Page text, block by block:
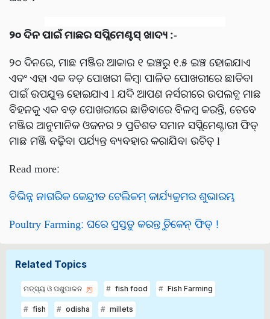
୨୦ ଦିନ ପାଇଁ ମାଛର ସପ୍ଲିମେଣ୍ଟସ୍ ଖାଦ୍ୟ :-
୨୦ ଦିନରେ, ମାଛ ମଞ୍ଜିର ଆକାର ୧ ଇଞ୍ଚରୁ ୧.୫ ଇଞ୍ଚ ହୋଇଯାଏ
ଏବଂ ଏହା ଏକ ବଡ଼ ପୋଖରୀ କିମ୍ବା ପାଳିତ ପୋଖରୀରେ ଛାଡିବା
ପାଇଁ ଉପଯୁକ୍ତ ହୋଇଯାଏ l ଯଦି ଆପଣ ନର୍ସରୀରେ ଉପଲବ୍ଧ ମାଛ
ବିହନକୁ ଏକ ବଡ଼ ପୋଖରୀରେ ଛାଡିବାରେ ବିଳମ୍ବ କରନ୍ତି, ତେବେ
ମଞ୍ଜିର ଆନୁମାନିକ ଓଜନର ୨ ପ୍ରତିଶତ ସମାନ ସପ୍ଲିମେଣ୍ଟାରୀ ଫିଡ୍
ମାଛ ମଞ୍ଜି ବଢ଼ିବା ପର୍ଯ୍ୟନ୍ତ ବ୍ୟବହାର କରାଯିବା ଉଚିତ୍ l
Read more:
ବିଭିନ୍ନ ନାଗରିକ କେନ୍ଦ୍ରୀତ ଟେଲିକମ୍ କାର୍ଯ୍ୟକ୍ରମର ଶୁଭାରମ୍ଭ
Poultry Farming: ଘରେ ପ୍ରସ୍ତୁତ କରନ୍ତୁ ଚିକେନ୍ ଫିଡ୍ !
Related Topics
ମତ୍ସ୍ୟ ଓ ପଶୁପାଳନ fish food Fish Farming
fish odisha millets